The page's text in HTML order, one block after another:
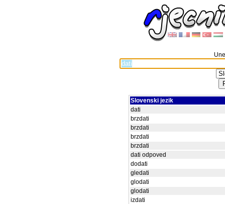
Slovenski jezik
dati
brzdati
brzdati
brzdati
brzdati
dati odpoved
dodati
gledati
glodati
glodati
izdati